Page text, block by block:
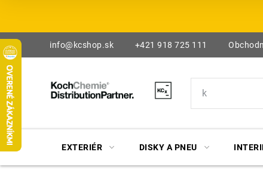
obsah
info@kcshop.sk +421 918 725 111
EXTERIÉR DISKY A PNEU